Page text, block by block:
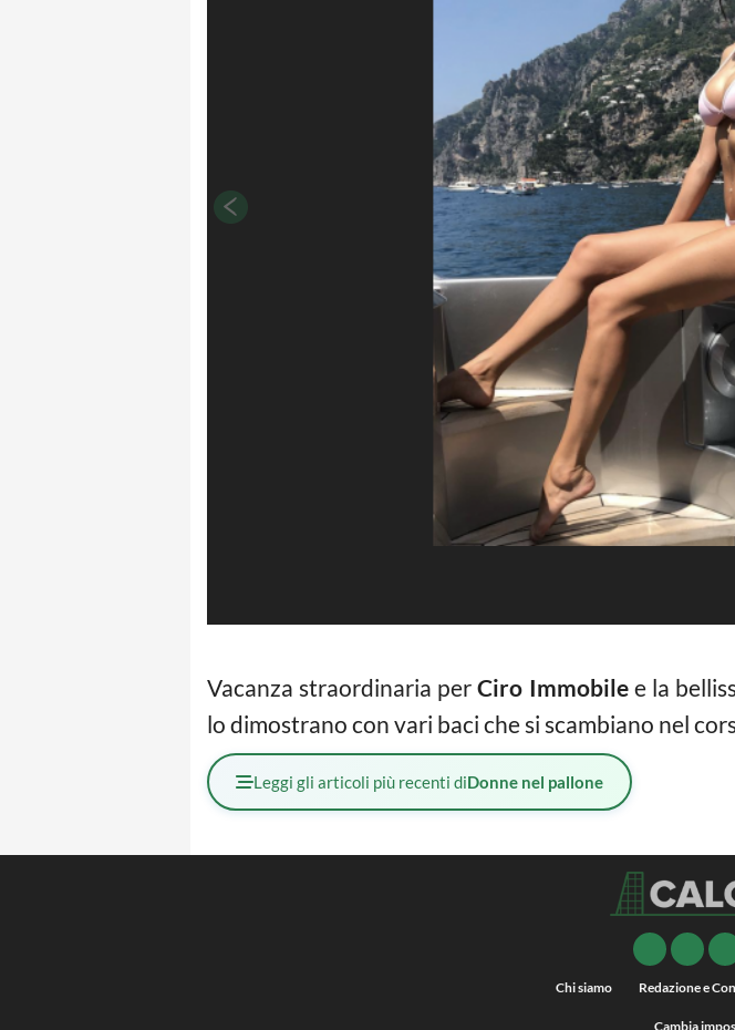
Vacanza straordinaria perCiro Immobilee la
lo dimostrano con vari baci che si scambiano nel
Leggi gli articoli più recenti diDonne nel pallone
Chi siamo Redazione e
Cambia